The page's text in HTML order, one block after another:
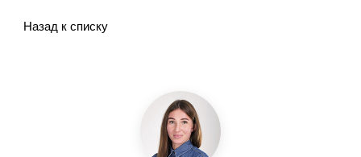
Назад к списку